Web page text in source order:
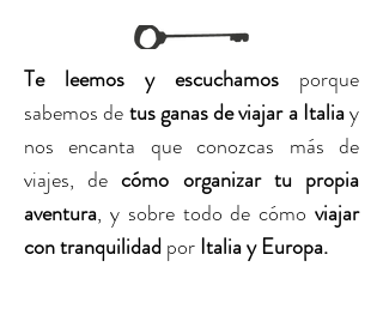
Te leemos y escuchamos porque
sabemos detus ganas de viajar a Italiay
nos encanta que conozcas más de
viajes, decómo organizar tu propia
aventura, y sobre todo de cómo viajar
con tranquilidadporItalia y Europa.